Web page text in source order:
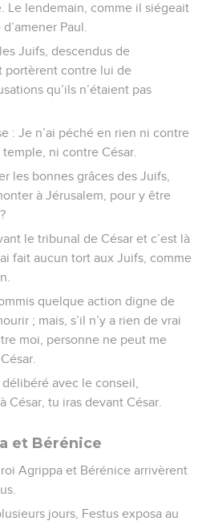
Le lendemain, comme il siégeait
Paul.
Juifs, descendus de
portèrent contre lui de
qu’ils n’étaient pas
: Je n’ai péché en rien ni contre
ni contre César.
les bonnes grâces des Juifs,
à Jérusalem, pour y être
le tribunal de César et c’est là
fait aucun tort aux Juifs, comme
quelque action digne de
; mais, s’il n’y a rien de vrai
moi, personne ne peut me
avec le conseil,
César, tu iras devant César.
et Bérénice
Agrippa et Bérénice arrivèrent
jours, Festus exposa au